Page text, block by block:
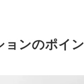
ョンのポイ